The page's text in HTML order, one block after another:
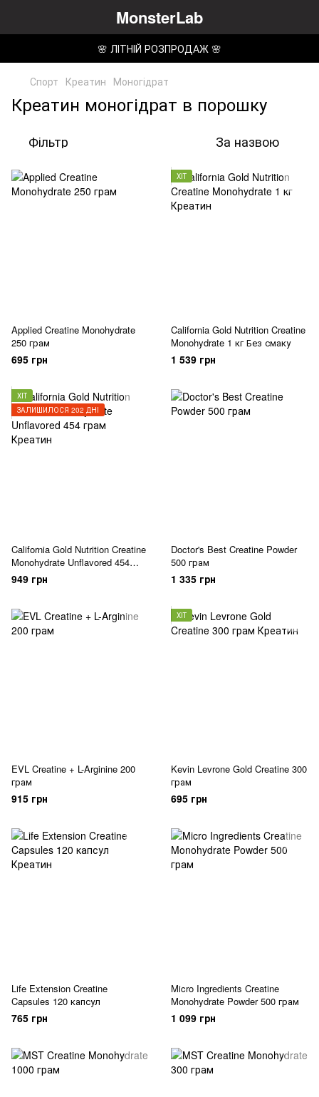
MonsterLab
🌸 ЛІТНІЙ РОЗПРОДАЖ 🌸
Спорт Креатин Моногідрат
Креатин моногідрат в порошку
Фільтр За назвою
Applied Creatine Monohydrate
250 грам
695 грн
ХІТ
California Gold Nutrition Creatine
Monohydrate 1 кг Без смаку
1 539 грн
ХІТ
ЗАЛИШИЛОСЯ 202 ДНІ
California Gold Nutrition Creatine
Monohydrate Unflavored 454
грам Без смаку
949 грн
Doctor's Best Creatine Powder
500 грам
1 335 грн
EVL Creatine + L-Arginine 200
грам
915 грн
ХІТ
Kevin Levrone Gold Creatine 300
грам
695 грн
Life Extension Creatine
Capsules 120 капсул
765 грн
Micro Ingredients Creatine
Monohydrate Powder 500 грам
1 099 грн